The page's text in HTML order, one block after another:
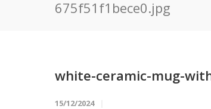
675f51f1bece0.jpg
white-ceramic-mug-
15/12/2024